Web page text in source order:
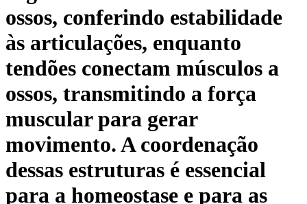
ossos, conferindo estabilidade
às articulações, enquanto
tendões conectam músculos a
ossos, transmitindo a força
muscular para gerar
movimento. A coordenação
dessas estruturas é essencial
para a homeostase e para as